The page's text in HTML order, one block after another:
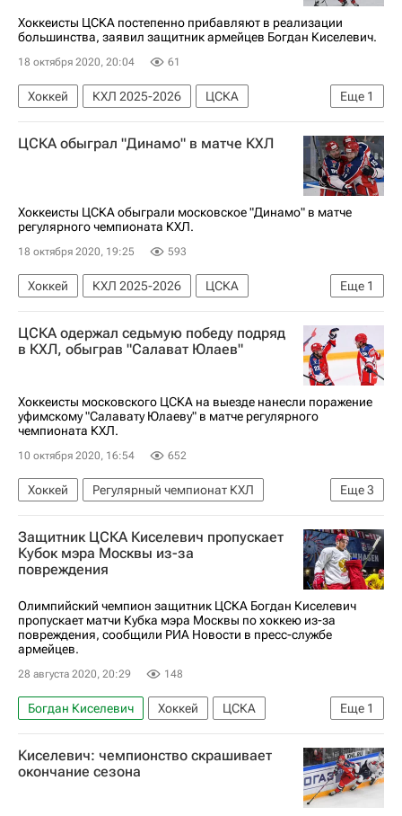
Хоккеисты ЦСКА постепенно прибавляют в реализации
большинства, заявил защитник армейцев Богдан Киселевич.
18 октября 2020, 20:04 61
Еще 1
Хоккей КХЛ 2025-2026
ЦСКА
ХК Динамо (Москва)
ЦСКА обыграл "Динамо" в матче КХЛ
Хоккеисты ЦСКА обыграли московское "Динамо" в матче
регулярного чемпионата КХЛ.
18 октября 2020, 19:25 593
Еще 1
Хоккей КХЛ 2025-2026
ЦСКА
ХК Динамо (Москва)
ЦСКА одержал седьмую победу подряд
в КХЛ, обыграв "Салават Юлаев"
Хоккеисты московского ЦСКА на выезде нанесли поражение
уфимскому "Салавату Юлаеву" в матче регулярного
чемпионата КХЛ.
10 октября 2020, 16:54 652
Еще3
Хоккей
Регулярный чемпионат КХЛ
КХЛ 2025-2026
Салават Юлаев ЦСКА
Защитник ЦСКА Киселевич пропускает
Кубок мэра Москвы из-за
повреждения
Олимпийский чемпион защитник ЦСКА Богдан Киселевич
пропускает матчи Кубка мэра Москвы по хоккею из-за
повреждения, сообщили РИА Новости в пресс-службе
армейцев.
28 августа 2020, 20:29 148
Еще 1
Богдан Киселевич Хоккей
ЦСКА
Кубок мэра Москвы по хоккею
Киселевич: чемпионство скрашивает
окончание сезона